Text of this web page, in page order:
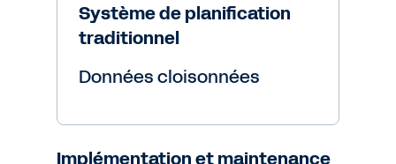
Système de planification
traditionnel
Données cloisonnées
Implémentation et maintenance